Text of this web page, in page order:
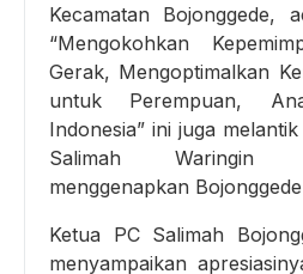
Kecamatan Bojonggede,
“Mengokohkan
Gerak, Mengoptimalkan
untuk Perempuan,
Indonesia” ini juga
Salimah Waringin
menggenapkan
Ketua PC Salimah
menyampaikan